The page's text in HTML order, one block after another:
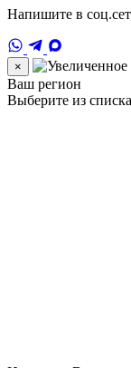
Напишите в
×
Ваш регион
Выберите из